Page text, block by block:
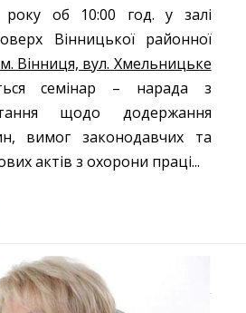
року об 10:00 год. у залі
Вінницької районної
м. Вінниця, вул. Хмельницьке
семінар – нарада з
щодо додержання
вимог законодавчих та
актів з охорони праці...